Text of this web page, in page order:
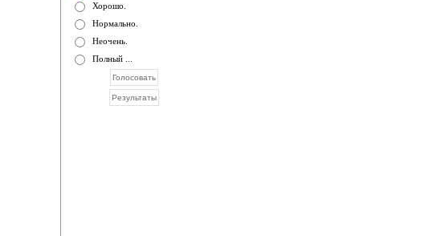
Хорошо.
Нормально.
Неочень.
Полный ...